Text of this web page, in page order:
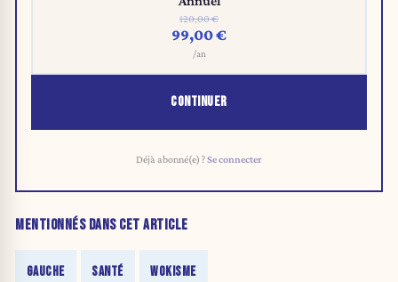
120,00 €
99,00 €
/an
CONTINUER
Déjà abonné(e) ?Se connecter
MENTIONNÉS DANS CET ARTICLE
GAUCHE SANTÉ WOKISME